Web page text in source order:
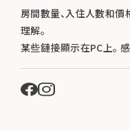
房間數量、入住人數和
理解。
某些鏈接顯示在PC上。